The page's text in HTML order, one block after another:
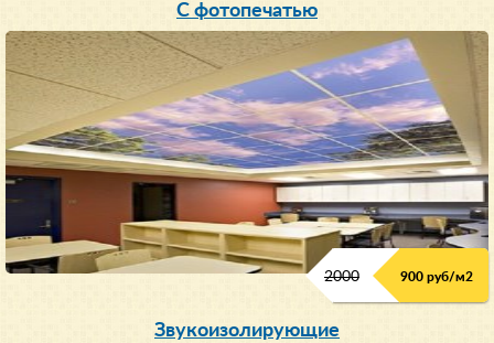
С фотопечатью
2000 900 руб/м2
Звукоизолирующие